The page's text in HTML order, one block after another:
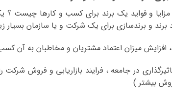
و فواید یک برند برای کسب و کارها چیست ؟
برند و برندسازی برای یک شرکت و یا سازمان بسیار
، افزایش میزان اعتماد مشتریان و مخاطبان به آن
در جامعه ، فرایند بازاریابی و فروش
بیشتر )